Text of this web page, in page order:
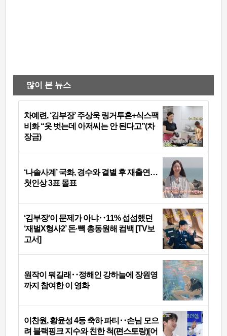
많이 본 뉴스
차예련, ‘김부장’ 주상욱 링거투혼+식스팩
비화 “옷 벗는데 아저씨는 안 된다고”(차
장금)
‘나솔사계’ 국화, 경수와 결별 후 재출연…
첫인상 3표 몰표
‘김부장’이 문제가 아냐‥11% 섭섭했던
‘재벌X형사2’ 돈·빽 총동원해 컴백 [TV보
고서]
원작이 뭐길래‥정해인 강하늘에 장원영
까지 참여한 이 영화
이찬원, 황윤성 4등 축하 파티‥손님 모으
려 블랙핑크 지수와 친한 척(편스토랑)[어